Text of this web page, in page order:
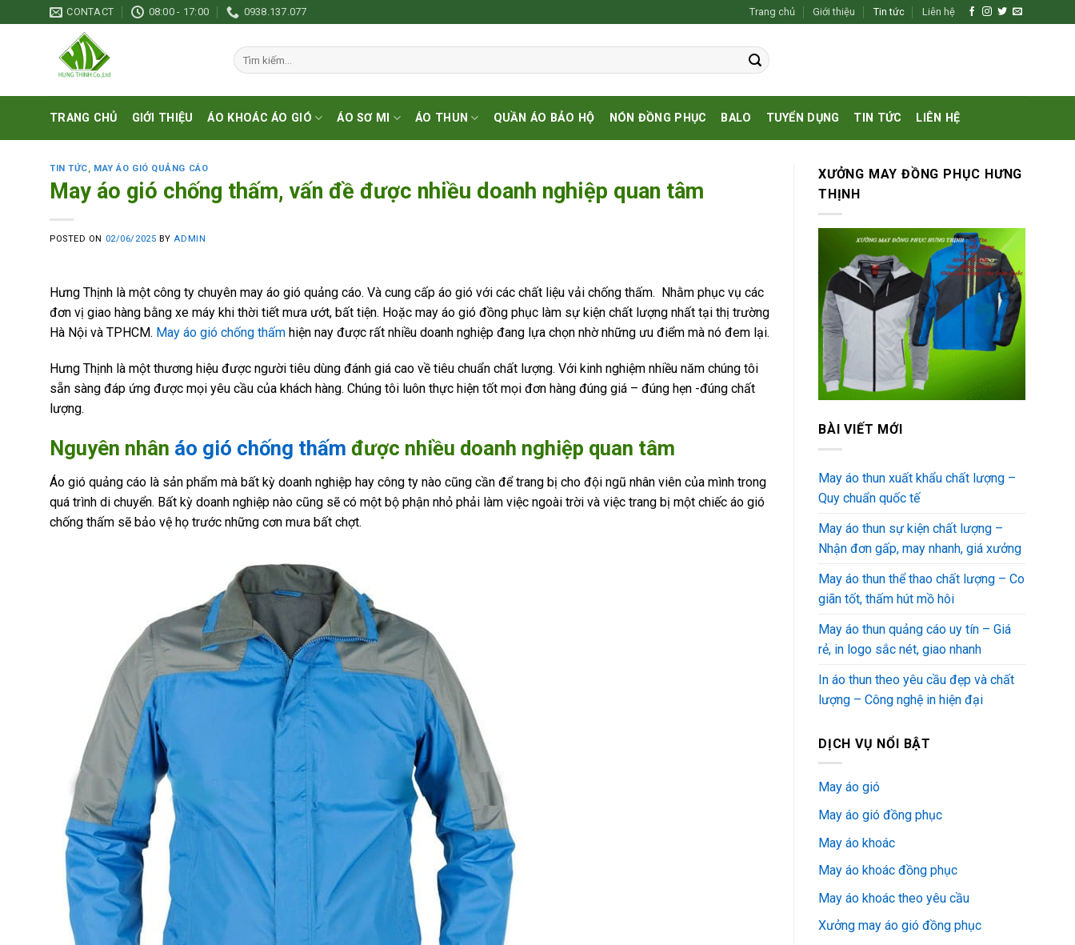
to
CONTACT 08:00 - 17:00 0938.137.077 Trang chủ Giới thiệu Tin tức Liên hệ
Tìm
kiếm:
TRANG CHỦ GIỚI THIỆU ÁO KHOÁC ÁO GIÓ ÁO SƠ MI ÁO THUN QUẦN ÁO BẢO HỘ NÓN ĐỒNG PHỤC BALO TUYỂN DỤNG TIN TỨC LIÊN HỆ
TIN TỨC, MAY ÁO GIÓ QUẢNG CÁO
May áo gió chống thấm, vấn đề được nhiều doanh nghiệp quan tâm
POSTED ON 02/06/2025 BY ADMIN
Hưng Thịnh là một công ty chuyên may áo gió quảng cáo. Và cung cấp áo gió với các chất liệu vải chống thấm. Nhằm phục vụ các
đơn vị giao hàng bằng xe máy khi thời tiết mưa ướt, bất tiện. Hoặc may áo gió đồng phục làm sự kiện chất lượng nhất tại thị trường
Hà Nội và TPHCM. May áo gió chống thấm hiện nay được rất nhiều doanh nghiệp đang lựa chọn nhờ những ưu điểm mà nó đem lại.
Hưng Thịnh là một thương hiệu được người tiêu dùng đánh giá cao về tiêu chuẩn chất lượng. Với kinh nghiệm nhiều năm chúng tôi
sẵn sàng đáp ứng được mọi yêu cầu của khách hàng. Chúng tôi luôn thực hiện tốt mọi đơn hàng đúng giá – đúng hẹn -đúng chất
lượng.
Nguyên nhân áo gió chống thấm được nhiều doanh nghiệp quan tâm
Áo gió quảng cáo là sản phẩm mà bất kỳ doanh nghiệp hay công ty nào cũng cần để trang bị cho đội ngũ nhân viên của mình trong
quá trình di chuyển. Bất kỳ doanh nghiệp nào cũng sẽ có một bộ phận nhỏ phải làm việc ngoài trời và việc trang bị một chiếc áo gió
chống thấm sẽ bảo vệ họ trước những cơn mưa bất chợt.
XƯỞNG MAY ĐỒNG PHỤC HƯNG
THỊNH
BÀI VIẾT MỚI
May áo thun xuất khẩu chất lượng –
Quy chuẩn quốc tế
May áo thun sự kiện chất lượng –
Nhận đơn gấp, may nhanh, giá xưởng
May áo thun thể thao chất lượng – Co
giãn tốt, thấm hút mồ hôi
May áo thun quảng cáo uy tín – Giá
rẻ, in logo sắc nét, giao nhanh
In áo thun theo yêu cầu đẹp và chất
lượng – Công nghệ in hiện đại
DỊCH VỤ NỔI BẬT
May áo gió
May áo gió đồng phục
May áo khoác
May áo khoác đồng phục
May áo khoác theo yêu cầu
Xưởng may áo gió đồng phục